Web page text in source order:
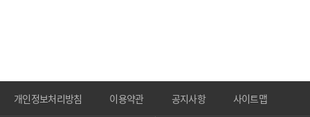
개인정보처리방침 이용약관 공지사항 사이트맵